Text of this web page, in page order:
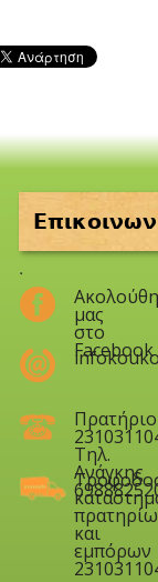
.
μας
στο
Facebook
Πρατήριο
Τηλ.
Ανάγκης
και
εμπόρων